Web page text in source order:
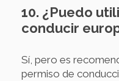
10. ¿Puedo
conducir
Sí, pero es
permiso de